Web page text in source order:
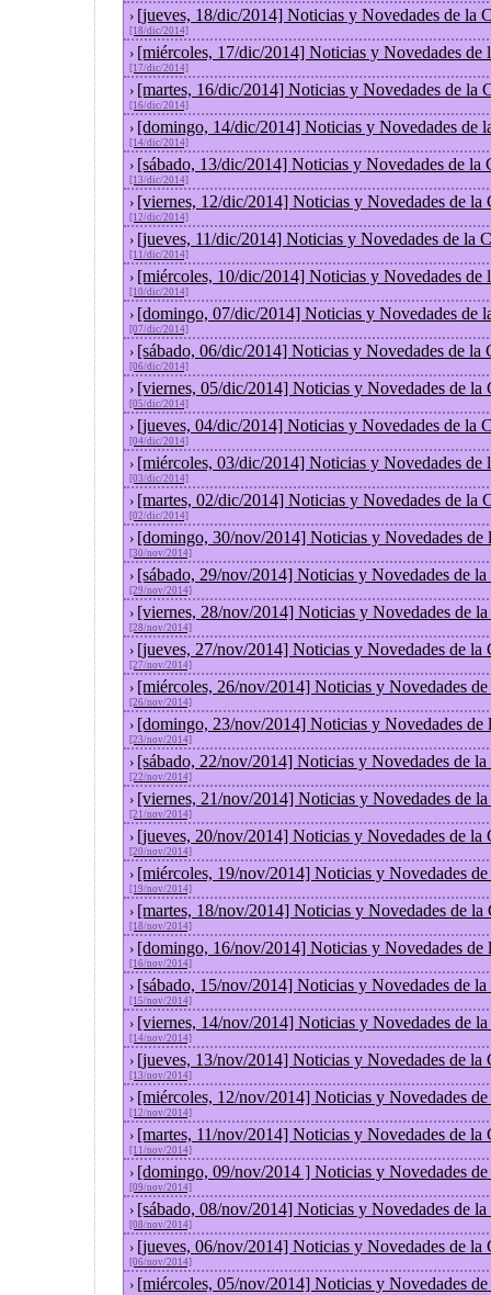
› [jueves, 18/dic/2014] Noticias y Novedades de la
[18/dic/2014]
› [miércoles, 17/dic/2014] Noticias y Novedades de
[17/dic/2014]
› [martes, 16/dic/2014] Noticias y Novedades de la
[16/dic/2014]
› [domingo, 14/dic/2014] Noticias y Novedades de
[14/dic/2014]
› [sábado, 13/dic/2014] Noticias y Novedades de la
[13/dic/2014]
› [viernes, 12/dic/2014] Noticias y Novedades de la
[12/dic/2014]
› [jueves, 11/dic/2014] Noticias y Novedades de la
[11/dic/2014]
› [miércoles, 10/dic/2014] Noticias y Novedades de
[10/dic/2014]
› [domingo, 07/dic/2014] Noticias y Novedades de
[07/dic/2014]
› [sábado, 06/dic/2014] Noticias y Novedades de la
[06/dic/2014]
› [viernes, 05/dic/2014] Noticias y Novedades de la
[05/dic/2014]
› [jueves, 04/dic/2014] Noticias y Novedades de la
[04/dic/2014]
› [miércoles, 03/dic/2014] Noticias y Novedades de
[03/dic/2014]
› [martes, 02/dic/2014] Noticias y Novedades de la
[02/dic/2014]
› [domingo, 30/nov/2014] Noticias y Novedades de
[30/nov/2014]
› [sábado, 29/nov/2014] Noticias y Novedades de
[29/nov/2014]
› [viernes, 28/nov/2014] Noticias y Novedades de
[28/nov/2014]
› [jueves, 27/nov/2014] Noticias y Novedades de la
[27/nov/2014]
› [miércoles, 26/nov/2014] Noticias y Novedades
[26/nov/2014]
› [domingo, 23/nov/2014] Noticias y Novedades de
[23/nov/2014]
› [sábado, 22/nov/2014] Noticias y Novedades de
[22/nov/2014]
› [viernes, 21/nov/2014] Noticias y Novedades de
[21/nov/2014]
› [jueves, 20/nov/2014] Noticias y Novedades de la
[20/nov/2014]
› [miércoles, 19/nov/2014] Noticias y Novedades
[19/nov/2014]
› [martes, 18/nov/2014] Noticias y Novedades de la
[18/nov/2014]
› [domingo, 16/nov/2014] Noticias y Novedades de
[16/nov/2014]
› [sábado, 15/nov/2014] Noticias y Novedades de
[15/nov/2014]
› [viernes, 14/nov/2014] Noticias y Novedades de
[14/nov/2014]
› [jueves, 13/nov/2014] Noticias y Novedades de la
[13/nov/2014]
› [miércoles, 12/nov/2014] Noticias y Novedades
[12/nov/2014]
› [martes, 11/nov/2014] Noticias y Novedades de la
[11/nov/2014]
› [domingo, 09/nov/2014 ] Noticias y Novedades
[09/nov/2014]
› [sábado, 08/nov/2014] Noticias y Novedades de
[08/nov/2014]
› [jueves, 06/nov/2014] Noticias y Novedades de la
[06/nov/2014]
› [miércoles, 05/nov/2014] Noticias y Novedades